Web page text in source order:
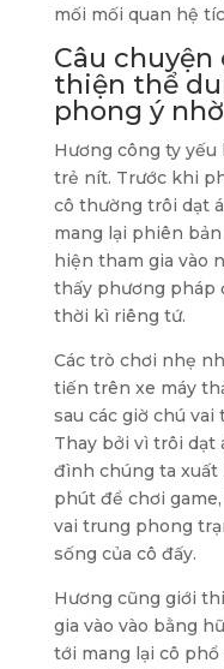
mối mối quan hệ
Câu chuyện
thiện thể
phong ý
Hương công ty yếu
trẻ nít. Trước khi
cô thường trôi dạt
mang lại phiên
hiện tham gia vào
thấy phương pháp
thời kì riêng tứ.
Các trò chơi nhẹ
tiến trên xe máy
sau các giờ chú
Thay bởi vì trôi dạt
đình chúng ta xuất
phút để chơi
vai trung phong
sống của cô đấy.
Hương cũng giới
gia vào vào bằng
tới mang lại cô